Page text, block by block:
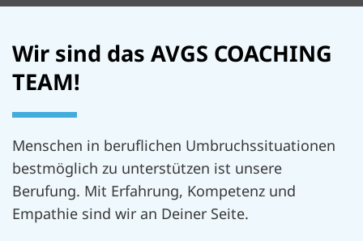
Wir sind das AVGS COACHING
TEAM!
Menschen in beruflichen Umbruchssituationen
bestmöglich zu unterstützen ist unsere
Berufung. Mit Erfahrung, Kompetenz und
Empathie sind wir an Deiner Seite.